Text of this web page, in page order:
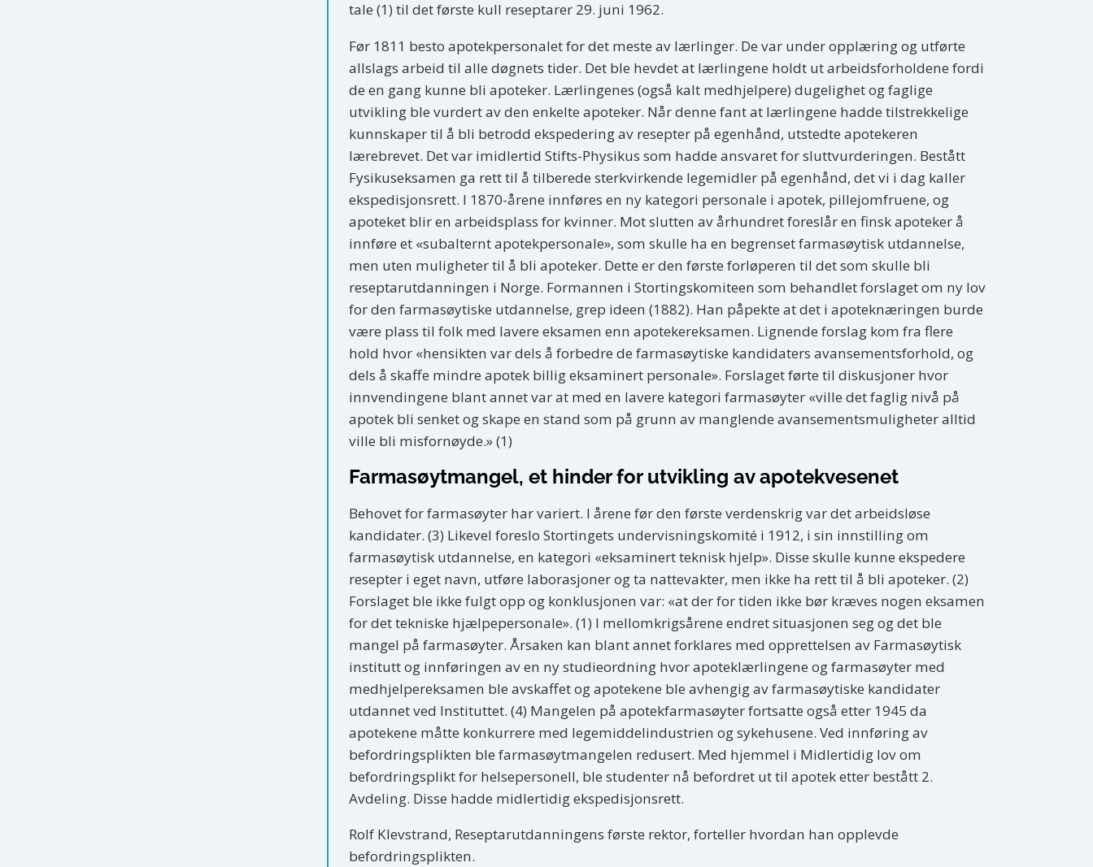
tale (1) til det første kull reseptarer 29. juni 1962.
Før 1811 besto apotekpersonalet for det meste av lærlinger. De var under opplæring og utførte
allslags arbeid til alle døgnets tider. Det ble hevdet at lærlingene holdt ut arbeidsforholdene fordi
de en gang kunne bli apoteker. Lærlingenes (også kalt medhjelpere) dugelighet og faglige
utvikling ble vurdert av den enkelte apoteker. Når denne fant at lærlingene hadde tilstrekkelige
kunnskaper til å bli betrodd ekspedering av resepter på egenhånd, utstedte apotekeren
lærebrevet. Det var imidlertid Stifts-Physikus som hadde ansvaret for sluttvurderingen. Bestått
Fysikuseksamen ga rett til å tilberede sterkvirkende legemidler på egenhånd, det vi i dag kaller
ekspedisjonsrett. I 1870-årene innføres en ny kategori personale i apotek, pillejomfruene, og
apoteket blir en arbeidsplass for kvinner. Mot slutten av århundret foreslår en finsk apoteker å
innføre et «subalternt apotekpersonale», som skulle ha en begrenset farmasøytisk utdannelse,
men uten muligheter til å bli apoteker. Dette er den første forløperen til det som skulle bli
reseptarutdanningen i Norge. Formannen i Stortingskomiteen som behandlet forslaget om ny lov
for den farmasøytiske utdannelse, grep ideen (1882). Han påpekte at det i apoteknæringen burde
være plass til folk med lavere eksamen enn apotekereksamen. Lignende forslag kom fra flere
hold hvor «hensikten var dels å forbedre de farmasøytiske kandidaters avansementsforhold, og
dels å skaffe mindre apotek billig eksaminert personale». Forslaget førte til diskusjoner hvor
innvendingene blant annet var at med en lavere kategori farmasøyter «ville det faglig nivå på
apotek bli senket og skape en stand som på grunn av manglende avansementsmuligheter alltid
ville bli misfornøyde.» (1)
Farmasøytmangel, et hinder for utvikling av apotekvesenet
Behovet for farmasøyter har variert. I årene før den første verdenskrig var det arbeidsløse
kandidater. (3) Likevel foreslo Stortingets undervisningskomité i 1912, i sin innstilling om
farmasøytisk utdannelse, en kategori «eksaminert teknisk hjelp». Disse skulle kunne ekspedere
resepter i eget navn, utføre laborasjoner og ta nattevakter, men ikke ha rett til å bli apoteker. (2)
Forslaget ble ikke fulgt opp og konklusjonen var: «at der for tiden ikke bør kræves nogen eksamen
for det tekniske hjælpepersonale». (1) I mellomkrigsårene endret situasjonen seg og det ble
mangel på farmasøyter. Årsaken kan blant annet forklares med opprettelsen av Farmasøytisk
institutt og innføringen av en ny studieordning hvor apoteklærlingene og farmasøyter med
medhjelpereksamen ble avskaffet og apotekene ble avhengig av farmasøytiske kandidater
utdannet ved Instituttet. (4) Mangelen på apotekfarmasøyter fortsatte også etter 1945 da
apotekene måtte konkurrere med legemiddelindustrien og sykehusene. Ved innføring av
befordringsplikten ble farmasøytmangelen redusert. Med hjemmel i Midlertidig lov om
befordringsplikt for helsepersonell, ble studenter nå befordret ut til apotek etter bestått 2.
Avdeling. Disse hadde midlertidig ekspedisjonsrett.
Rolf Klevstrand, Reseptarutdanningens første rektor, forteller hvordan han opplevde
befordringsplikten.